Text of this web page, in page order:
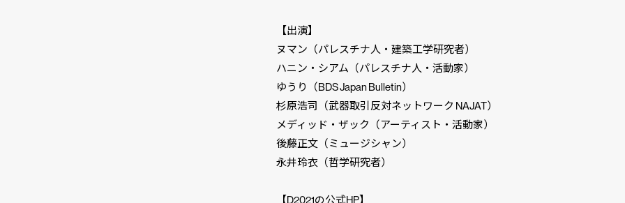
【出演】
ヌマン（パレスチナ人・建築工学研究者）
ハニン・シアム（パレスチナ人・活動家）
ゆうり（BDS Japan Bulletin）
杉原浩司（武器取引反対ネットワーク NAJAT）
メディッド・ザック（アーティスト・活動家）
後藤正文（ミュージシャン）
永井玲衣（哲学研究者）
【D2021の公式HP】